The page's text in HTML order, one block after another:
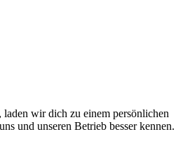
laden wir dich zu einem persönlichen
und unseren Betrieb besser kennen.